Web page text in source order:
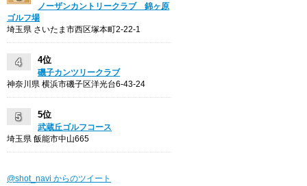
ノーザンカントリークラブ 錦ヶ原
ゴルフ場
埼玉県 さいたま市西区塚本町2-22-1
4位
磯子カンツリークラブ
神奈川県 横浜市磯子区洋光台6-43-24
5位
武蔵丘ゴルフコース
埼玉県 飯能市中山665
@shot_navi からのツイート